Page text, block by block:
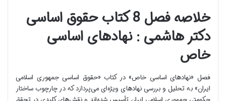
خلاصه فصل 8 کتاب حقوق اساسی
دکتر هاشمی : نهادهای اساسی
خاص
فصل «نهادهای اساسی خاص» در کتاب «حقوق اساسی جمهوری اسلامی
ایران» به تحلیل و بررسی نهادهای ویژه‌ای می‌پردازد که در چارچوب ساختار